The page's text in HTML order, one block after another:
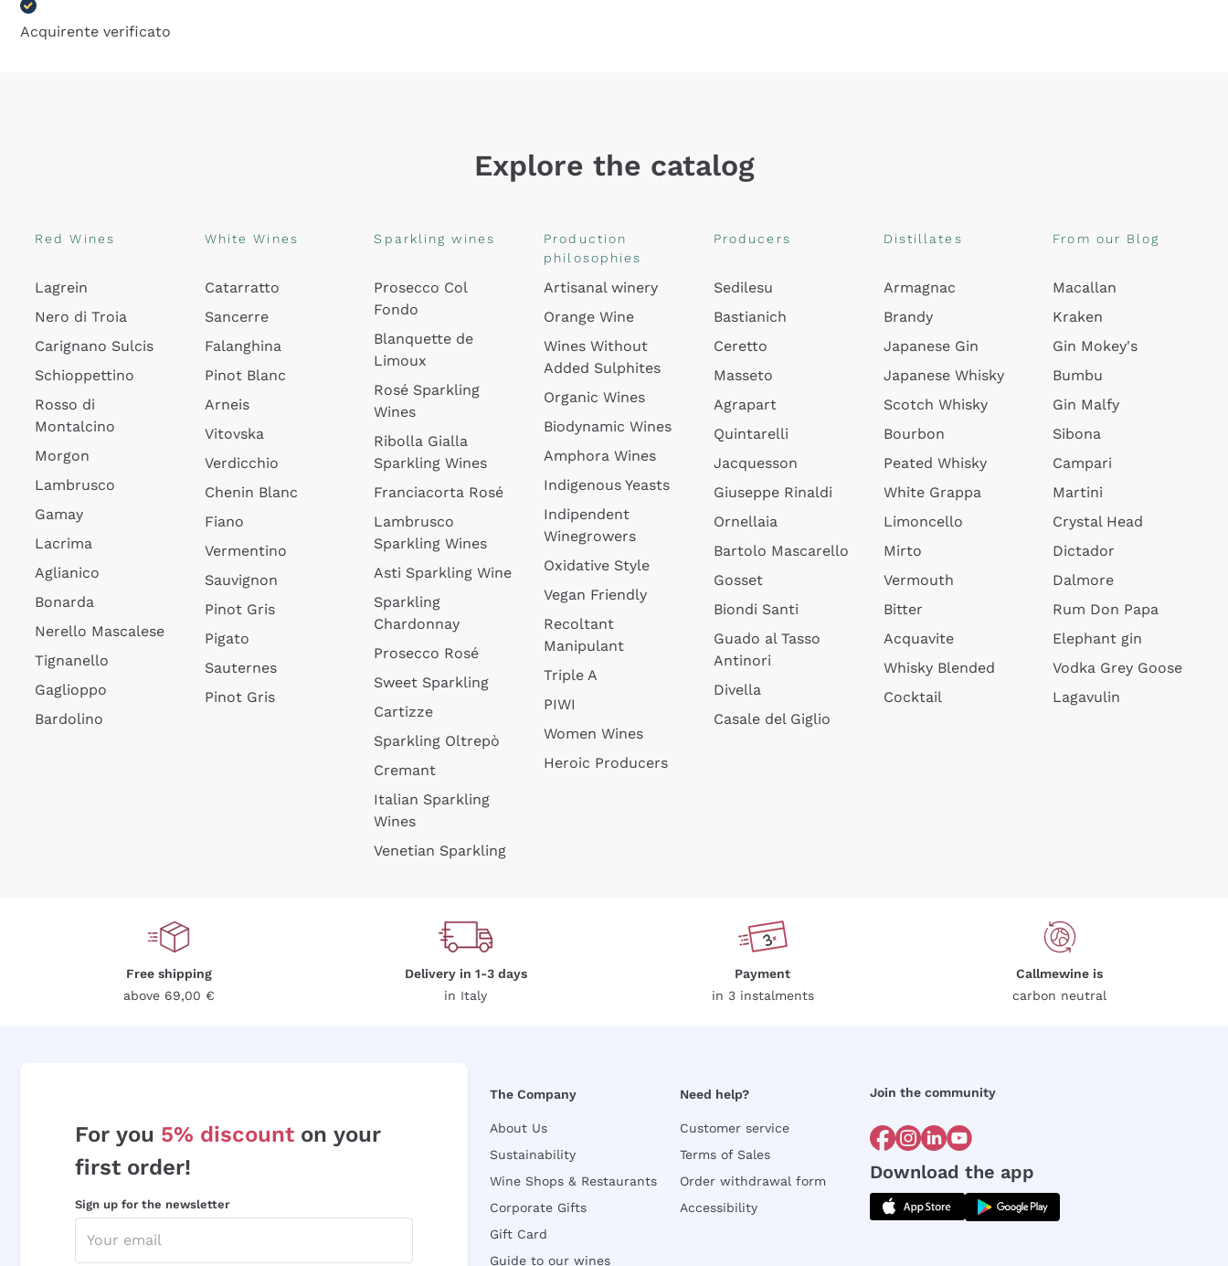
Acquirente verificato
Explore the catalog
Red Wines
Lagrein
Nero di Troia
Carignano Sulcis
Schioppettino
Rosso di
Montalcino
Morgon
Lambrusco
Gamay
Lacrima
Aglianico
Bonarda
Nerello Mascalese
Tignanello
Gaglioppo
Bardolino
White Wines
Catarratto
Sancerre
Falanghina
Pinot Blanc
Arneis
Vitovska
Verdicchio
Chenin Blanc
Fiano
Vermentino
Sauvignon
Pinot Gris
Pigato
Sauternes
Pinot Gris
Sparkling wines
Prosecco Col
Fondo
Blanquette de
Limoux
Rosé Sparkling
Wines
Ribolla Gialla
Sparkling Wines
Franciacorta Rosé
Lambrusco
Sparkling Wines
Asti Sparkling Wine
Sparkling
Chardonnay
Prosecco Rosé
Sweet Sparkling
Cartizze
Sparkling Oltrepò
Cremant
Italian Sparkling
Wines
Venetian Sparkling
Production
philosophies
Artisanal winery
Orange Wine
Wines Without
Added Sulphites
Organic Wines
Biodynamic Wines
Amphora Wines
Indigenous Yeasts
Indipendent
Winegrowers
Oxidative Style
Vegan Friendly
Recoltant
Manipulant
Triple A
PIWI
Women Wines
Heroic Producers
Producers
Sedilesu
Bastianich
Ceretto
Masseto
Agrapart
Quintarelli
Jacquesson
Giuseppe Rinaldi
Ornellaia
Bartolo Mascarello
Gosset
Biondi Santi
Guado al Tasso
Antinori
Divella
Casale del Giglio
Distillates
Armagnac
Brandy
Japanese Gin
Japanese Whisky
Scotch Whisky
Bourbon
Peated Whisky
White Grappa
Limoncello
Mirto
Vermouth
Bitter
Acquavite
Whisky Blended
Cocktail
From our Blog
Macallan
Kraken
Gin Mokey's
Bumbu
Gin Malfy
Sibona
Campari
Martini
Crystal Head
Dictador
Dalmore
Rum Don Papa
Elephant gin
Vodka Grey Goose
Lagavulin
Free shipping
above 69,00 €
Delivery in 1-3 days
in Italy
Payment
in 3 instalments
Callmewine is
carbon neutral
For you 5% discount on your
first order!
Sign up for the newsletter
The Company
About Us
Sustainability
Wine Shops & Restaurants
Corporate Gifts
Gift Card
Guide to our wines
Need help?
Customer service
Terms of Sales
Order withdrawal form
Accessibility
Join the community
Download the app